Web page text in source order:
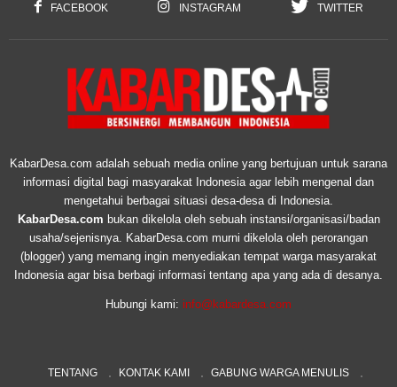
FACEBOOK INSTAGRAM TWITTER
KabarDesa.com adalah sebuah media online yang bertujuan untuk sarana
informasi digital bagi masyarakat Indonesia agar lebih mengenal dan
mengetahui berbagai situasi desa-desa di Indonesia.
KabarDesa.com bukan dikelola oleh sebuah instansi/organisasi/badan
usaha/sejenisnya. KabarDesa.com murni dikelola oleh perorangan
(blogger) yang memang ingin menyediakan tempat warga masyarakat
Indonesia agar bisa berbagi informasi tentang apa yang ada di desanya.
Hubungi kami: info@kabardesa.com
TENTANG KONTAK KAMI GABUNG WARGA MENULIS